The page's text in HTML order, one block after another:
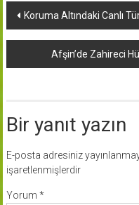
Yazı
dolaşımı
Koruma Altındaki Canlı
Afşin’de Zahireci
Bir yanıt yazın
E-posta adresiniz
işaretlenmişlerdir
Yorum *